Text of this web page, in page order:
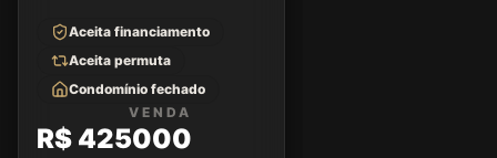
Aceita financiamento
Aceita permuta
Condomínio fechado
VENDA
R$ 425000